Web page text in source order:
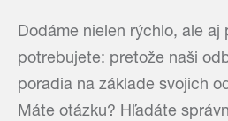
Dodáme nielen rýchlo, ale aj
potrebujete: pretože naši
poradia na základe svojich
Máte otázku? Hľadáte